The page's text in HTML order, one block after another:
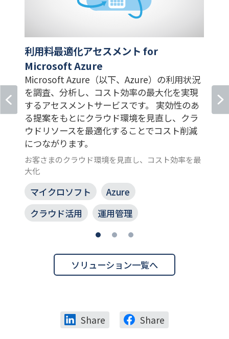
利用料最適化アセスメント for
Microsoft Azure
Microsoft Azure（以下、Azure）の利用状況
を調査、分析し、コスト効率の最大化を実現
するアセスメントサービスです。 実効性のあ
る提案をもとにクラウド環境を見直し、クラ
ウドリソースを最適化することでコスト削減
につながります。
お客さまのクラウド環境を見直し、コスト効率を最
大化
マイクロソフト
Azure
クラウド活用
運用管理
ソリューション一覧へ
Share Share